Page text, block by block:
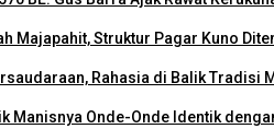
Majapahit, Struktur Pagar Kuno
Rahasia di Balik Tradisi
Manisnya Onde-Onde Identik